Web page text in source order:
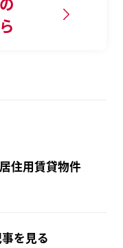
住用賃貸物件
を見る